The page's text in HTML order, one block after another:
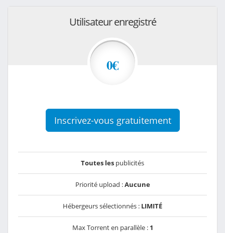
Utilisateur enregistré
0€
Inscrivez-vous gratuitement
Toutes les publicités
Priorité upload :Aucune
Hébergeurs sélectionnés : LIMITÉ
Max Torrent en parallèle : 1